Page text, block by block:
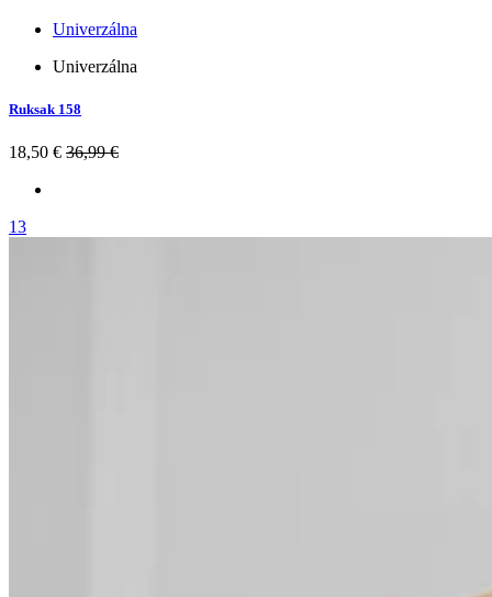
Univerzálna
Univerzálna
Ruksak 158
18,50 € 36,99 €
13